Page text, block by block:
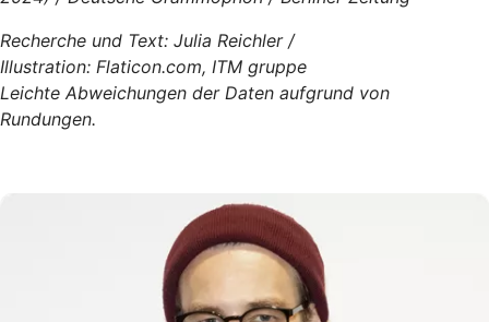
Recherche und Text: Julia Reichler /
Illustration: Flaticon.com, ITM gruppe
Leichte Abweichungen der Daten aufgrund von
Rundungen.